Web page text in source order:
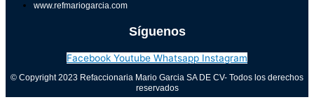
www.refmariogarcia.com
Síguenos
Facebook Youtube Whatsapp Instagram
© Copyright 2023 Refaccionaria Mario Garcia SA DE CV- Todos los derechos
reservados